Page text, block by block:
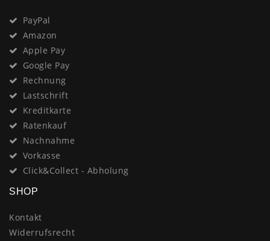
PayPal
Amazon
Apple Pay
Google Pay
Rechnung
Lastschrift
Kreditkarte
Ratenkauf
Nachnahme
Vorkasse
Click&Collect - Abholung
SHOP
Kontakt
Widerrufsrecht